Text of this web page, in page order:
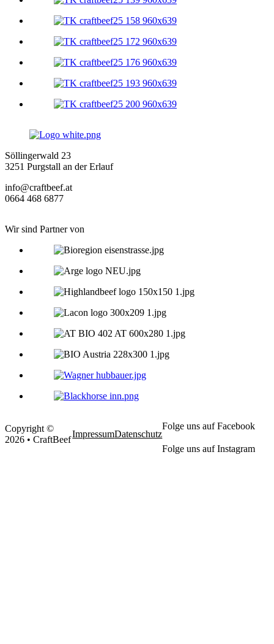
Söllingerwald 23
3251 Purgstall an der Erlauf
info@craftbeef.at
0664 468 6877
Wir sind Partner von
Copyright ©
2026 • CraftBeef
ImpressumDatenschutz
Folge uns auf Facebook
Folge uns auf Instagram